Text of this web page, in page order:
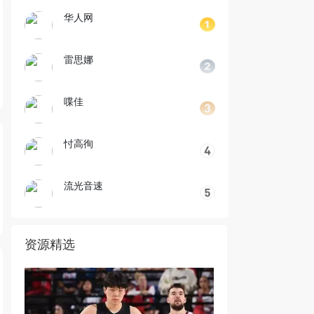
华人网
雷思娜
喋佳
忖高徇
流光音速
资源精选